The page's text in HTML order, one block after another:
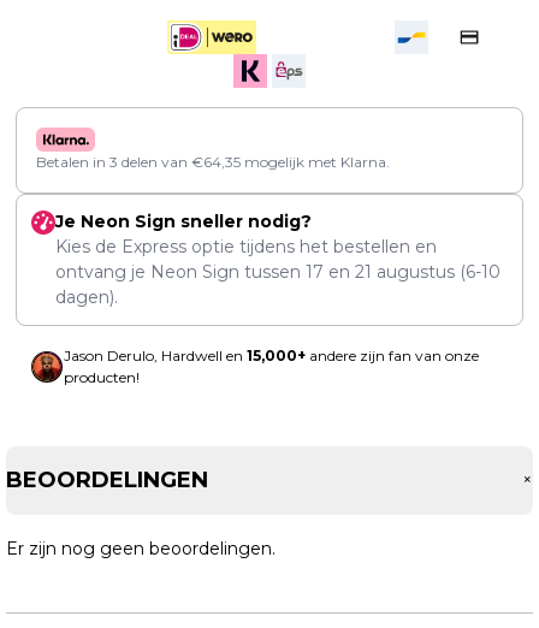
Betalen in 3 delen van €64,35 mogelijk met Klarna.
Je Neon Sign sneller nodig?
Kies de Express optie tijdens het bestellen en
ontvang je Neon Sign tussen 17 en 21 augustus (6-10
dagen).
Jason Derulo, Hardwell en 15,000+ andere zijn fan van onze
producten!
BEOORDELINGEN +
Er zijn nog geen beoordelingen.